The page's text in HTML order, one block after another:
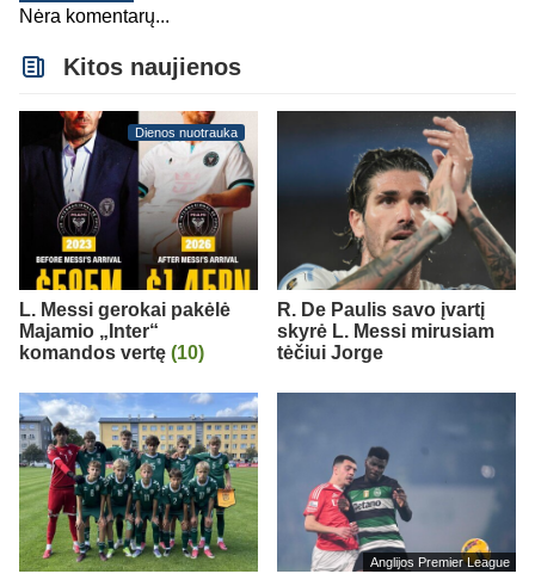
Nėra komentarų...
Kitos naujienos
Dienos nuotrauka
L. Messi gerokai pakėlė
Majamio „Inter“
komandos vertę (10)
R. De Paulis savo įvartį
skyrė L. Messi mirusiam
tėčiui Jorge
Anglijos Premier League